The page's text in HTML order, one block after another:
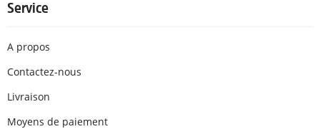
Service
A propos
Contactez-nous
Livraison
Moyens de paiement